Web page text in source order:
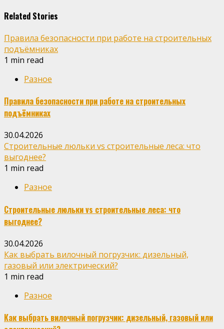
Related Stories
Правила безопасности при работе на строительных
подъёмниках
1 min read
Разное
Правила безопасности при работе на строительных
подъёмниках
30.04.2026
Строительные люльки vs строительные леса: что
выгоднее?
1 min read
Разное
Строительные люльки vs строительные леса: что
выгоднее?
30.04.2026
Как выбрать вилочный погрузчик: дизельный,
газовый или электрический?
1 min read
Разное
Как выбрать вилочный погрузчик: дизельный, газовый или